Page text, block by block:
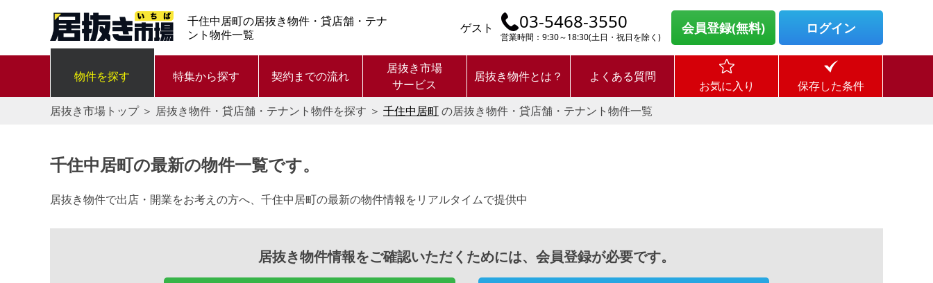
千住中居町の居抜き物件・貸店舗・テナ
ント物件一覧
ゲスト 03-5468-3550
営業時間：9:30～18:30(土日・祝日を除く)
会員登録(無料) ログイン
物件を探す 特集から探す 契約までの流れ
居抜き市場
サービス
居抜き物件とは？ よくある質問
お気に入り
保存した条件
居抜き市場トップ＞ 居抜き物件・貸店舗・テナント物件を探す ＞ 千住中居町の居抜き物件・貸店舗・テナント物件一覧
千住中居町の最新の物件一覧です。
居抜き物件で出店・開業をお考えの方へ、千住中居町の最新の物件情報をリアルタイムで提供中
居抜き物件情報をご確認いただくためには、会員登録が必要です。